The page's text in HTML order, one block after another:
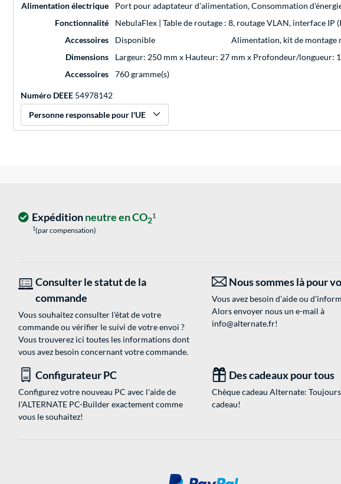
Alimentation électrique
Port pour adaptateur d'alimentation, Consommation
Fonctionnalité
NebulaFlex | Table de routage : 8, routage VLAN, interface IP
Accessoires
Disponible
Alimentation, kit de montage
Dimensions
Largeur: 250 mm x Hauteur: 27 mm x Profondeur/longueur:
Accessoires
760 gramme(s)
Numéro DEEE 54978142
Personne responsable pour l'UE
Expéditionneutre en CO21
1(par compensation)
Consulter le statut de la
commande
Vous souhaitez consulter l'état de votre
commande ou vérifier le suivi de votre envoi ?
Vous trouverez ici toutes les informations dont
vous avez besoin concernant votre commande.
Nous sommes là pour
Vous avez besoin d'aide ou
Alors envoyer nous un e-mail à
info@alternate.fr!
Configurateur PC
Configurez votre nouveau PC avec l'aide de
l'ALTERNATE PC-Builder exactement comme
vous le souhaitez!
Des cadeaux pour tous
Chèque cadeau Alternate:
cadeau!